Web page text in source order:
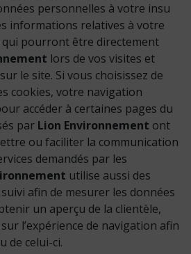
personnelles à votre insu
informations relatives à votre
pourront être directement
lors de vos visites et
le site. Si vous choisissez de
cookies, votre navigation
accéder à certaines pages du
par Lion Environnement ont
ou faciliter la communication
demandés par les
utilise aussi des
afin de mesurer les données
un aperçu de la clientèle,
l’expérience de navigation afin
de celui-ci.